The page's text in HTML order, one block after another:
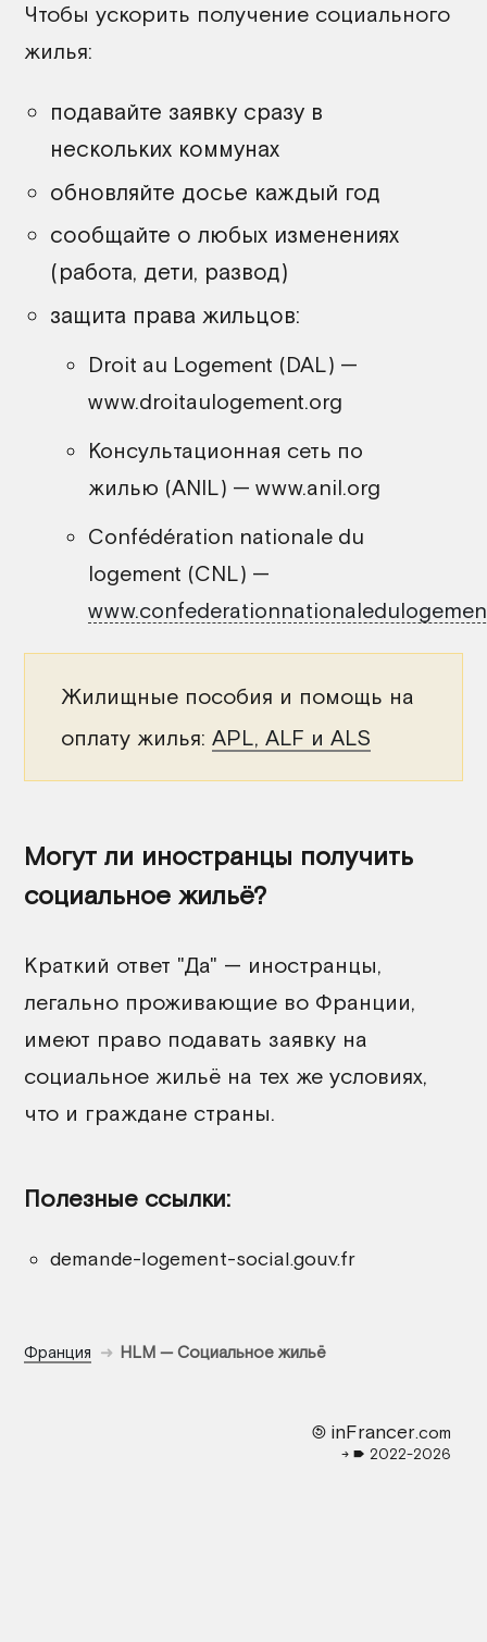
Чтобы ускорить получение социального
жилья:
подавайте заявку сразу в
нескольких коммунах
обновляйте досье каждый год
сообщайте о любых изменениях
(работа, дети, развод)
защита права жильцов:
Droit au Logement (DAL) —
www.droitaulogement.org
Консультационная сеть по
жилью (ANIL) — www.anil.org
Confédération nationale du
logement (CNL) —
Жилищные пособия и помощь на
оплату жилья: APL, ALF и ALS
Могут ли иностранцы получить
социальное жильё?
Краткий ответ "Да" — иностранцы,
легально проживающие во Франции,
имеют право подавать заявку на
социальное жильё на тех же условиях,
что и граждане страны.
Полезные ссылки:
demande-logement-social.gouv.fr
Франция HLM — Социальное жильё
🄎 inFrancer.com